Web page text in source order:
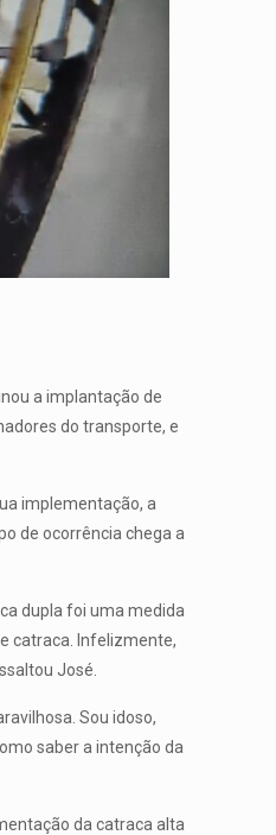
a implantação de
do transporte, e
implementação, a
de ocorrência chega a
dupla foi uma medida
catraca. Infelizmente,
José.
Sou idoso,
saber a intenção da
da catraca alta